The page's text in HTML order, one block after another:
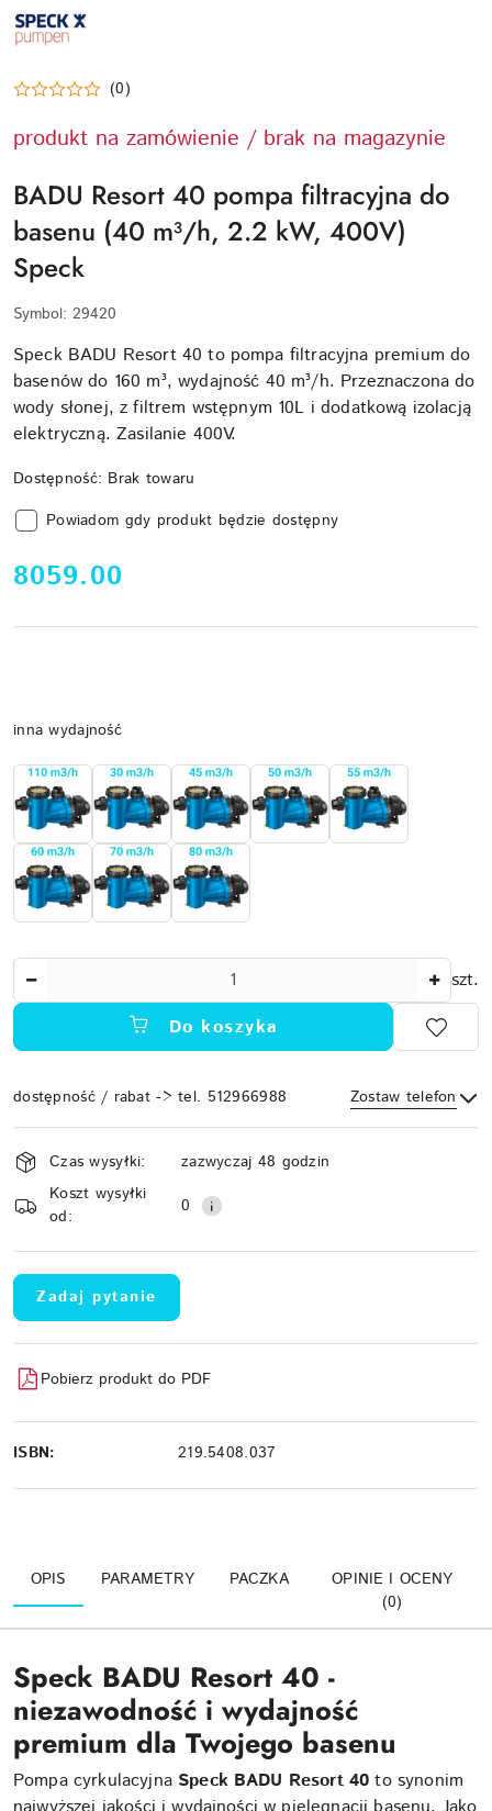
PUMPEN-
LOGO
(0)
produkt na zamówienie / brak na magazynie
BADU Resort 40 pompa filtracyjna do
basenu (40 m³/h, 2.2 kW, 400V)
Speck
Symbol: 29420
Speck BADU Resort 40 to pompa filtracyjna premium do
basenów do 160 m³, wydajność 40 m³/h. Przeznaczona do
wody słonej, z filtrem wstępnym 10L i dodatkową izolacją
elektryczną. Zasilanie 400V.
Dostępność: Brak towaru
Powiadom gdy produkt będzie dostępny
cena:
8059.00
Wariant
inna wydajność
szt.
Do koszyka
dostępność / rabat -> tel. 512966988 Zostaw telefon
Wyślij
Dostępność
i
dostawa
Czas wysyłki:
zazwyczaj 48 godzin
Koszt wysyłki
od:
0
Zadaj pytanie
Pobierz produkt do PDF
ISBN: 219.5408.037
OPIS PARAMETRY PACZKA
OPINIE I OCENY
(0)
Speck BADU Resort 40 -
niezawodność i wydajność
premium dla Twojego basenu
Pompa cyrkulacyjna Speck BADU Resort 40 to synonim